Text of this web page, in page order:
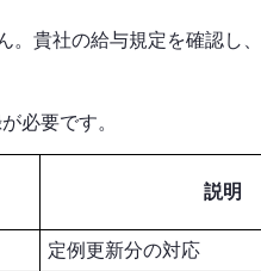
貴社の給与規定を確認し、
必要です。
説明
定例更新分の対応